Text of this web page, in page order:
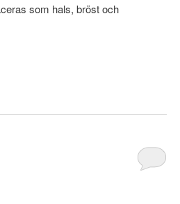
som hals, bröst och